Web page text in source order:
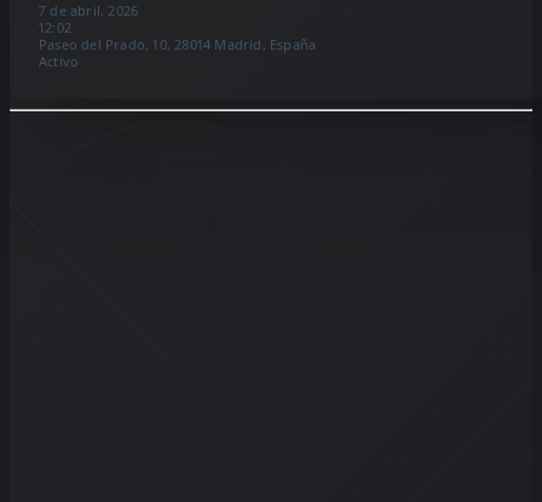
7 de abril, 2026
12:02
Paseo del Prado, 10, 28014 Madrid, España
Activo